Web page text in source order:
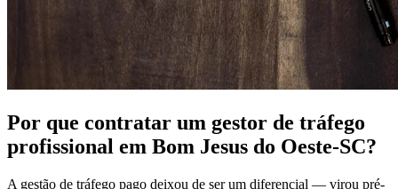
Por que contratar um gestor de tráfego
profissional em Bom Jesus do Oeste-SC?
A gestão de tráfego pago deixou de ser um diferencial — virou pré-